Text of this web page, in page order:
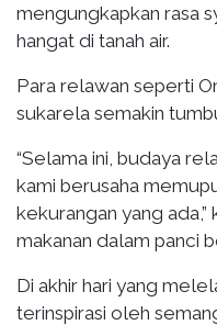
mengungkapkan rasa
hangat di tanah air.
Para relawan seperti
sukarela semakin
“Selama ini, budaya
kami berusaha
kekurangan yang
makanan dalam panci
Di akhir hari yang
terinspirasi oleh